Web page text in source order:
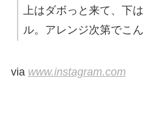
上はダボっと来て、下
ル。アレンジ次第でこ
via www.instagram.com